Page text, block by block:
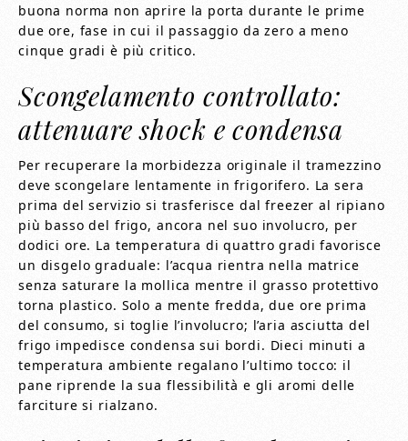
buona norma non aprire la porta durante le prime
due ore, fase in cui il passaggio da zero a meno
cinque gradi è più critico.
Scongelamento controllato:
attenuare shock e condensa
Per recuperare la morbidezza originale il tramezzino
deve scongelare lentamente in frigorifero. La sera
prima del servizio si trasferisce dal freezer al ripiano
più basso del frigo, ancora nel suo involucro, per
dodici ore. La temperatura di quattro gradi favorisce
un disgelo graduale: l’acqua rientra nella matrice
senza saturare la mollica mentre il grasso protettivo
torna plastico. Solo a mente fredda, due ore prima
del consumo, si toglie l’involucro; l’aria asciutta del
frigo impedisce condensa sui bordi. Dieci minuti a
temperatura ambiente regalano l’ultimo tocco: il
pane riprende la sua flessibilità e gli aromi delle
farciture si rialzano.